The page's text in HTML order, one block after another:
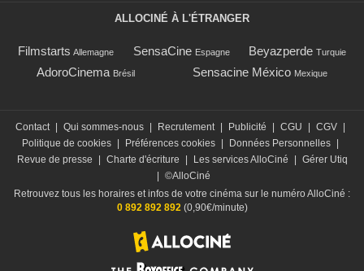
ALLOCINÉ À L'ÉTRANGER
Filmstarts Allemagne SensaCine Espagne Beyazperde Turquie
AdoroCinema Brésil Sensacine México Mexique
Contact | Qui sommes-nous | Recrutement | Publicité | CGU | CGV |
Politique de cookies | Préférences cookies | Données Personnelles |
Revue de presse
| Charte d'écriture | Les services AlloCiné | Gérer Utiq
| ©AlloCiné
Retrouvez tous les horaires et infos de votre cinéma sur le numéro AlloCiné :
0 892 892 892 (0,90€/minute)